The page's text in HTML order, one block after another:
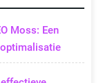
Moss: Een